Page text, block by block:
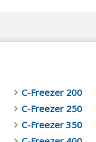
C-Freezer 200
C-Freezer 250
C-Freezer 350